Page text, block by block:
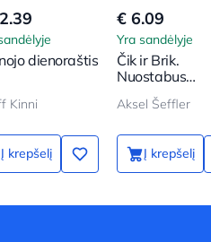
dienoraštis
Kinni
Į krepšelį
€ 6.09
Yra sandėlyje
Čik ir Brik.
Nuostabus
burbulas
Aksel Šeffler
Į krepšelį